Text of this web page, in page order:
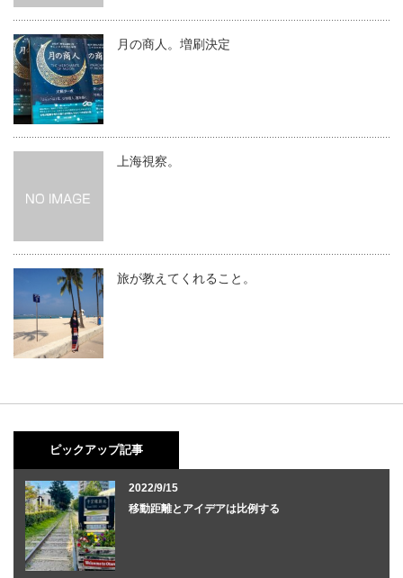
月の商人。増刷決定
上海視察。
旅が教えてくれること。
ピックアップ記事
2022/9/15
移動距離とアイデアは比例する